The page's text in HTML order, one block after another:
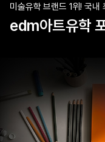
미술유학 브랜드 1위! 국내
edm아트유학